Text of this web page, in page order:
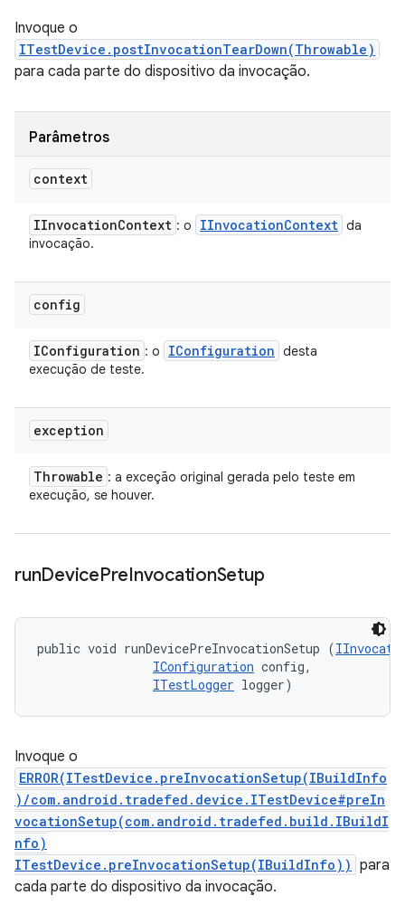
Invoque o
ITestDevice.postInvocationTearDown(Throwable)
para cada parte do dispositivo da invocação.
Parâmetros
context
IInvocationContext : o IInvocationContext da
invocação.
config
IConfiguration : o IConfiguration desta
execução de teste.
exception
Throwable : a exceção original gerada pelo teste em
execução, se houver.
runDevicePreInvocationSetup
public void runDevicePreInvocationSetup (
IConfiguration config,
ITestLogger logger)
Invoque o
ERROR(ITestDevice.preInvocationSetup(IBuildInfo
)/com.android.tradefed.device.ITestDevice#preIn
vocationSetup(com.android.tradefed.build.IBuildI
nfo)
ITestDevice.preInvocationSetup(IBuildInfo)) para
cada parte do dispositivo da invocação.